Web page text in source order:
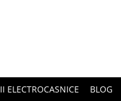
ELECTROCASNICE BLOG